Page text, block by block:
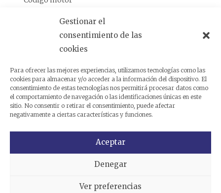
Gestionar el
consentimiento de las
cookies
Para ofrecer las mejores experiencias, utilizamos tecnologías como las
cookies para almacenar y/o acceder a la información del dispositivo. El
consentimiento de estas tecnologías nos permitirá procesar datos como
el comportamiento de navegación o las identificaciones únicas en este
sitio. No consentir o retirar el consentimiento, puede afectar
negativamente a ciertas características y funciones.
Aceptar
Denegar
Ver preferencias
Código cambio
Productos relacionados